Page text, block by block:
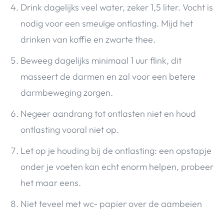
Drink dagelijks veel water, zeker 1,5 liter. Vocht is
nodig voor een smeuïge ontlasting. Mijd het
drinken van koffie en zwarte thee.
Beweeg dagelijks minimaal 1 uur flink, dit
masseert de darmen en zal voor een betere
darmbeweging zorgen.
Negeer aandrang tot ontlasten niet en houd
ontlasting vooral niet op.
Let op je houding bij de ontlasting: een opstapje
onder je voeten kan echt enorm helpen, probeer
het maar eens.
Niet teveel met wc- papier over de aambeien